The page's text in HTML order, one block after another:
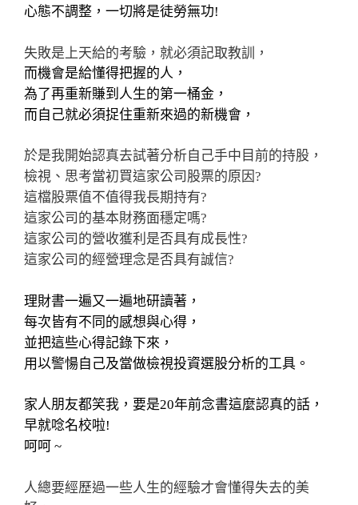
心態不調整，一切將是徒勞無功!
失敗是上天給的考驗，就必須記取教訓，
而機會是給懂得把握的人，
為了再重新賺到人生的第一桶金，
而自己就必須捉住重新來過的新機會，
於是我開始認真去試著分析自己手中目前的持股，
檢視、思考當初買這家公司股票的原因?
這檔股票值不值得我長期持有?
這家公司的基本財務面穩定嗎?
這家公司的營收獲利是否具有成長性?
這家公司的經營理念是否具有誠信?
理財書一遍又一遍地研讀著，
每次皆有不同的感想與心得，
並把這些心得記錄下來，
用以警愓自己及當做檢視投資選股分析的工具。
家人朋友都笑我，要是20年前念書這麼認真的話，
早就唸名校啦!
呵呵 ~
人總要經歷過一些人生的經驗才會懂得失去的美